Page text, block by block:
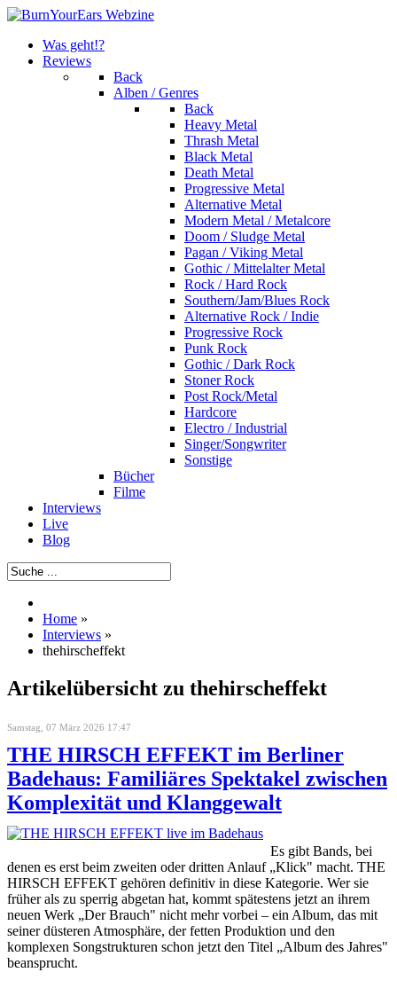
Was geht!?
Reviews
Back
Alben / Genres
Back
Heavy Metal
Thrash Metal
Black Metal
Death Metal
Progressive Metal
Alternative Metal
Modern Metal / Metalcore
Doom / Sludge Metal
Pagan / Viking Metal
Gothic / Mittelalter Metal
Rock / Hard Rock
Southern/Jam/Blues Rock
Alternative Rock / Indie
Progressive Rock
Punk Rock
Gothic / Dark Rock
Stoner Rock
Post Rock/Metal
Hardcore
Electro / Industrial
Singer/Songwriter
Sonstige
Bücher
Filme
Interviews
Live
Blog
Home »
Interviews »
thehirscheffekt
Artikelübersicht zu thehirscheffekt
Samstag, 07 März 2026 17:47
THE HIRSCH EFFEKT im Berliner
Badehaus: Familiäres Spektakel zwischen
Komplexität und Klanggewalt
Es gibt Bands, bei
denen es erst beim zweiten oder dritten Anlauf „Klick" macht. THE
HIRSCH EFFEKT gehören definitiv in diese Kategorie. Wer sie
früher als zu sperrig abgetan hat, kommt spätestens jetzt an ihrem
neuen Werk „Der Brauch" nicht mehr vorbei – ein Album, das mit
seiner düsteren Atmosphäre, der fetten Produktion und den
komplexen Songstrukturen schon jetzt den Titel „Album des Jahres"
beansprucht.